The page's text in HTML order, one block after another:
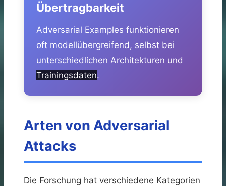
Übertragbarkeit
Adversarial Examples funktionieren
oft modellübergreifend, selbst bei
unterschiedlichen Architekturen und
Trainingsdaten.
Arten von Adversarial
Attacks
Die Forschung hat verschiedene Kategorien